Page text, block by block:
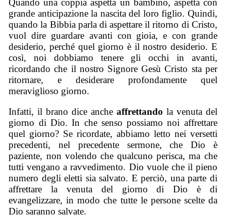
Quando una coppia aspetta un bambino, aspetta con
grande anticipazione la nascita del loro figlio. Quindi,
quando la Bibbia parla di aspettare il ritorno di Cristo,
vuol dire guardare avanti con gioia, e con grande
desiderio, perché quel giorno è il nostro desiderio. E
così, noi dobbiamo tenere gli occhi in avanti,
ricordando che il nostro Signore Gesù Cristo sta per
ritornare, e desiderare profondamente quel
meraviglioso giorno.
Infatti, il brano dice anche affrettando la venuta del
giorno di Dio. In che senso possiamo noi affrettare
quel giorno? Se ricordate, abbiamo letto nei versetti
precedenti, nel precedente sermone, che Dio è
paziente, non volendo che qualcuno perisca, ma che
tutti vengano a ravvedimento. Dio vuole che il pieno
numero degli eletti sia salvato. E perciò, una parte di
affrettare la venuta del giorno di Dio è di
evangelizzare, in modo che tutte le persone scelte da
Dio saranno salvate.